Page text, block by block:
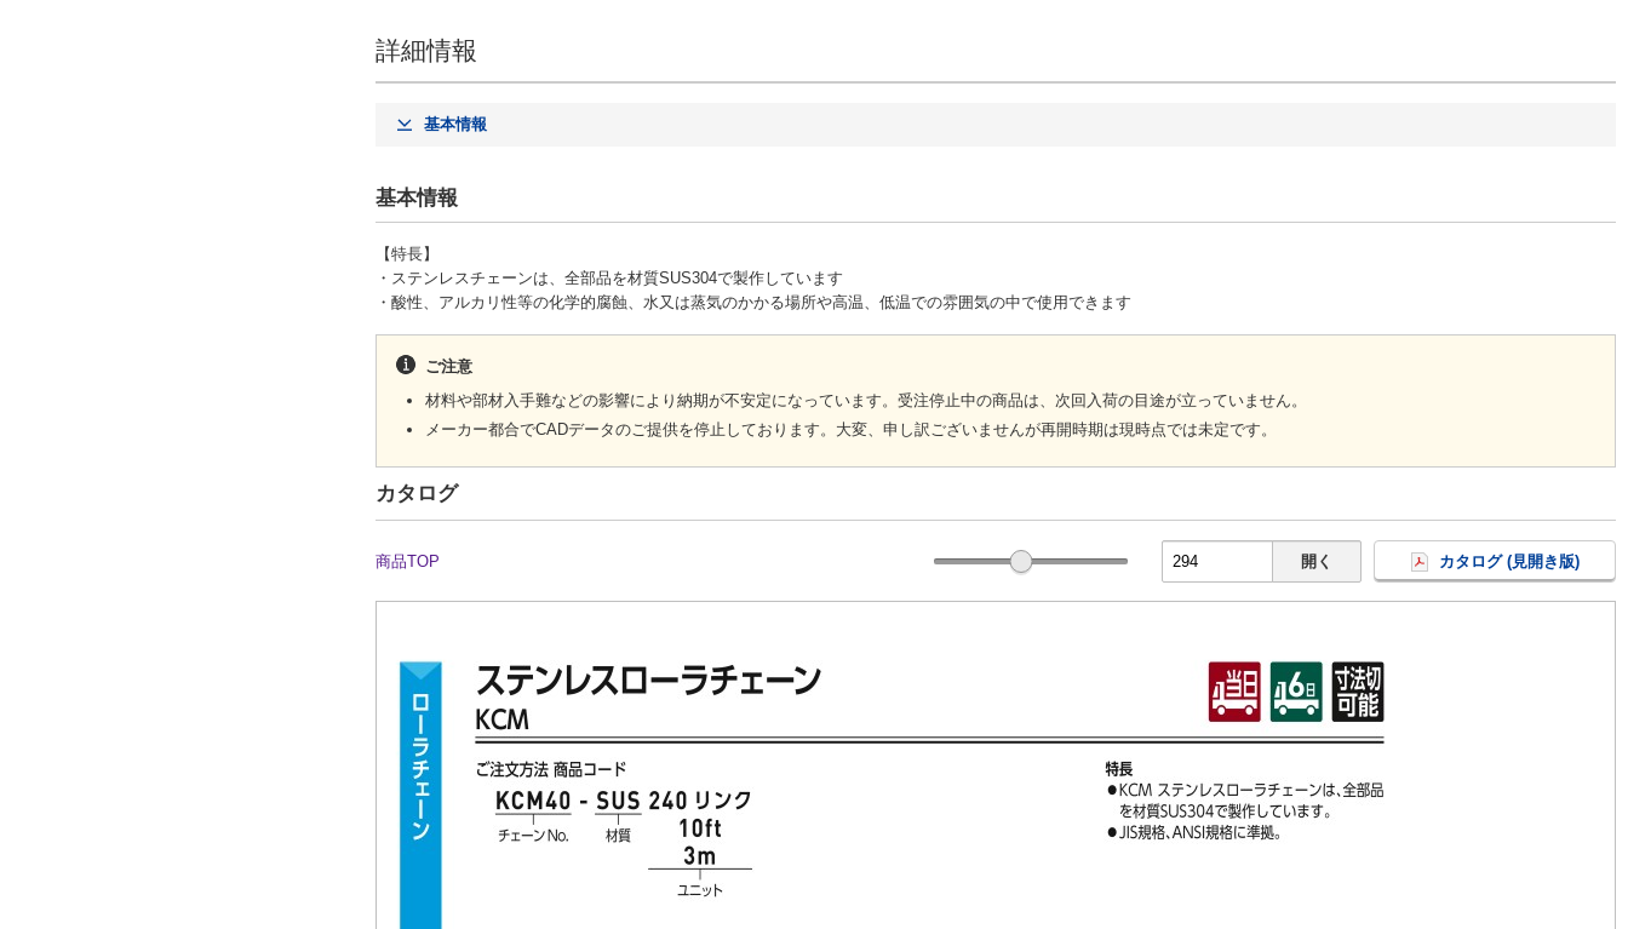
詳細情報
基本情報
基本情報
【特長】
・ステンレスチェーンは、全部品を材質SUS304で製作しています
・酸性、アルカリ性等の化学的腐蝕、水又は蒸気のかかる場所や高温、低温での雰囲気の中で使用できます
ご注意
材料や部材入手難などの影響により納期が不安定になっています。受注停止中の商品は、次回入荷の目途が立っていません。
メーカー都合でCADデータのご提供を停止しております。大変、申し訳ございませんが再開時期は現時点では未定です。
カタログ
商品TOP 開く カタログ (見開き版)